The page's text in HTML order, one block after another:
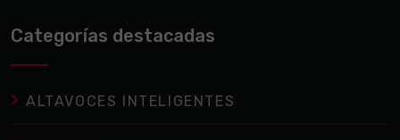
Categorías destacadas
ALTAVOCES INTELIGENTES